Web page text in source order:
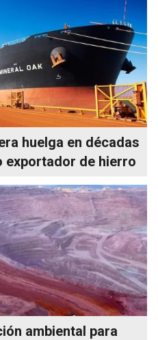
huelga en décadas
exportador de hierro
ambiental para